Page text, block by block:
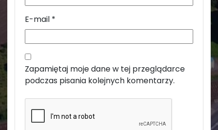
E-mail *
Zapamiętaj moje dane w tej przeglądarce
podczas pisania kolejnych komentarzy.